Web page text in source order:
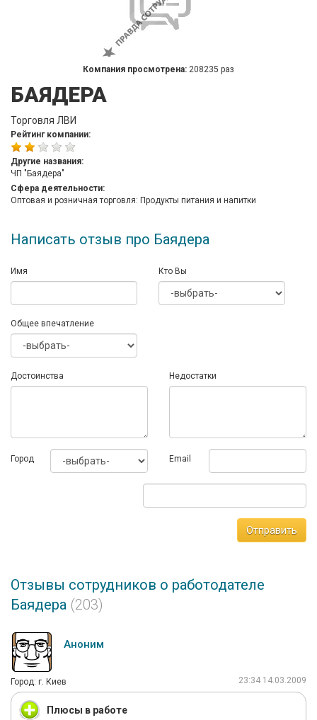
Компания просмотрена: 208235 раз
БАЯДЕРА
Торговля ЛВИ
Рейтинг компании:
Другие названия:
ЧП "Баядера"
Сфера деятельности:
Оптовая и розничная торговля: Продукты питания и напитки
Написать отзыв про Баядера
Имя Кто Вы
Общее впечатление
Достоинства Недостатки
Город Email
Отправить
Отзывы сотрудников о работодателе
Баядера (203)
Аноним
Город: г. Киев 23:34 14.03.2009
Плюсы в работе